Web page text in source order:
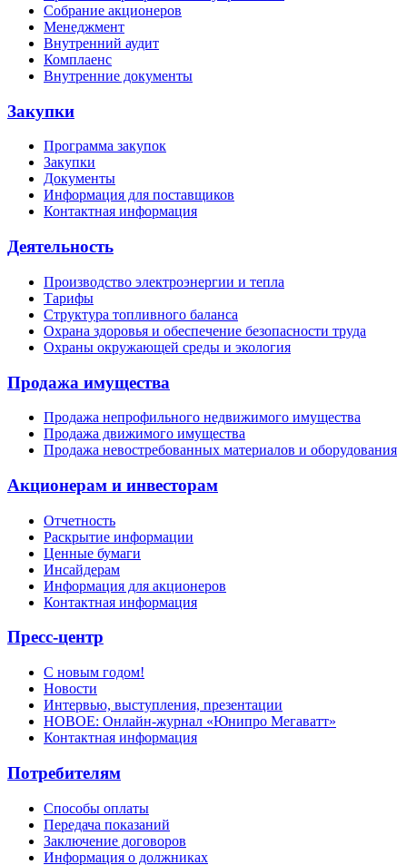
Собрание акционеров
Менеджмент
Внутренний аудит
Комплаенс
Внутренние документы
Закупки
Программа закупок
Закупки
Документы
Информация для поставщиков
Контактная информация
Деятельность
Производство электроэнергии и тепла
Тарифы
Структура топливного баланса
Охрана здоровья и обеспечение безопасности труда
Охраны окружающей среды и экология
Продажа имущества
Продажа непрофильного недвижимого имущества
Продажа движимого имущества
Продажа невостребованных материалов и оборудования
Акционерам и инвесторам
Отчетность
Раскрытие информации
Ценные бумаги
Инсайдерам
Информация для акционеров
Контактная информация
Пресс-центр
С новым годом!
Новости
Интервью, выступления, презентации
НОВОЕ: Онлайн-журнал «Юнипро Мегаватт»
Контактная информация
Потребителям
Способы оплаты
Передача показаний
Заключение договоров
Информация о должниках